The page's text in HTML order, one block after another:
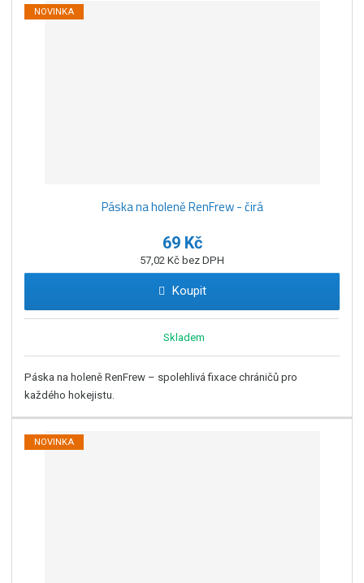
NOVINKA
Páska na holeně RenFrew - čirá
69 Kč
57,02 Kč bez DPH
Koupit
Skladem
Páska na holeně RenFrew – spolehlivá fixace chráničů pro
každého hokejistu.
NOVINKA